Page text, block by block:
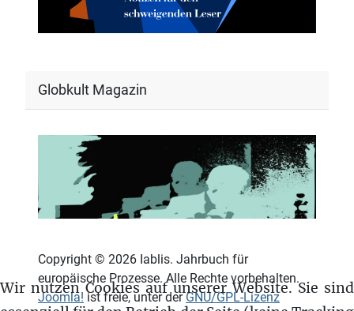
Globkult Magazin
Copyright © 2026 Iablis. Jahrbuch für
europäische Prozesse. Alle Rechte vorbehalten.
Joomla! ist freie, unter derGNU/GPL-Lizenz
Wir nutzen Cookies auf unserer Website. Sie sind